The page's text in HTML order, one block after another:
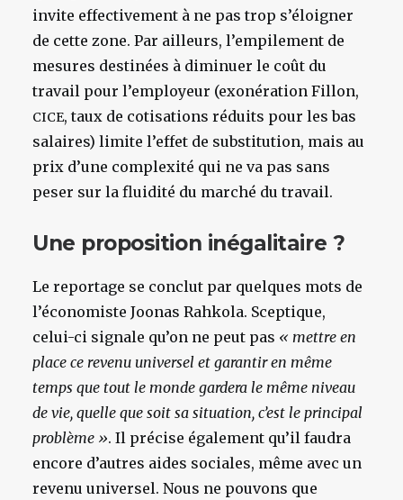
invite effectivement à ne pas trop s’éloigner
de cette zone. Par ailleurs, l’empilement de
mesures destinées à diminuer le coût du
travail pour l’employeur (exonération Fillon,
CICE, taux de cotisations réduits pour les bas
salaires) limite l’effet de substitution, mais au
prix d’une complexité qui ne va pas sans
peser sur la fluidité du marché du travail.
Une proposition inégalitaire ?
Le reportage se conclut par quelques mots de
l’économiste Joonas Rahkola. Sceptique,
celui-ci signale qu’on ne peut pas « mettre en
place ce revenu universel et garantir en même
temps que tout le monde gardera le même niveau
de vie, quelle que soit sa situation, c’est le principal
problème ». Il précise également qu’il faudra
encore d’autres aides sociales, même avec un
revenu universel. Nous ne pouvons que